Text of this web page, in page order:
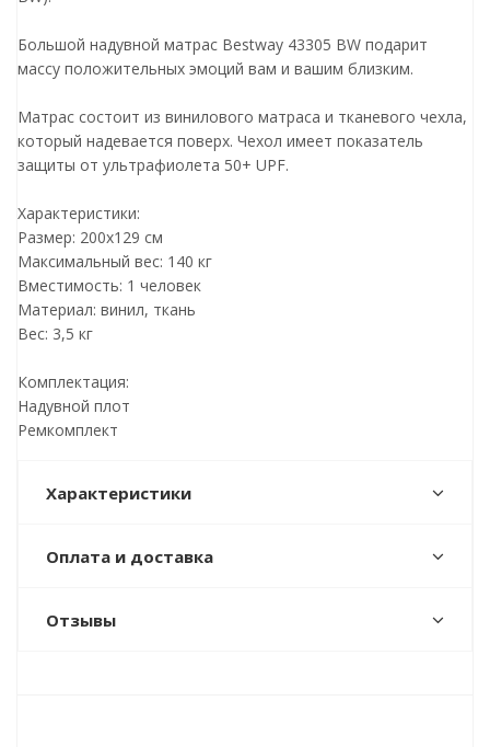
Большой надувной матрас Bestway 43305 BW подарит
массу положительных эмоций вам и вашим близким.
Матрас состоит из винилового матраса и тканевого чехла,
который надевается поверх. Чехол имеет показатель
защиты от ультрафиолета 50+ UPF.
Характеристики:
Размер: 200х129 см
Максимальный вес: 140 кг
Вместимость: 1 человек
Материал: винил, ткань
Вес: 3,5 кг
Комплектация:
Надувной плот
Ремкомплект
Характеристики
Оплата и доставка
Отзывы